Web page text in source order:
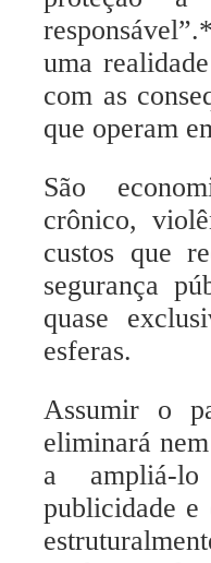
uma
com as
que operam
São
crônico,
custos que
segurança
quase
esferas.
Assumir o
eliminará
a ampliá-
publicidade e